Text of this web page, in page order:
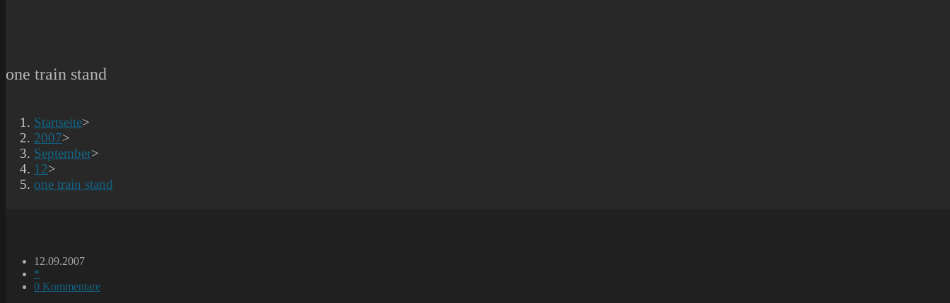
one train stand
Startseite>
2007>
September>
12>
one train stand
Beitrag
veröffentlicht:
12.09.2007
Beitrags-
Kategorie:
*
Beitrags-
0 Kommentare